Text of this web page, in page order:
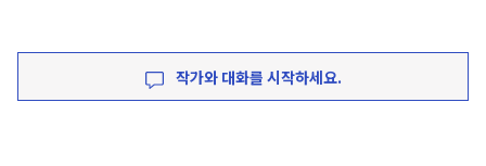
작가와 대화를 시작하세요.